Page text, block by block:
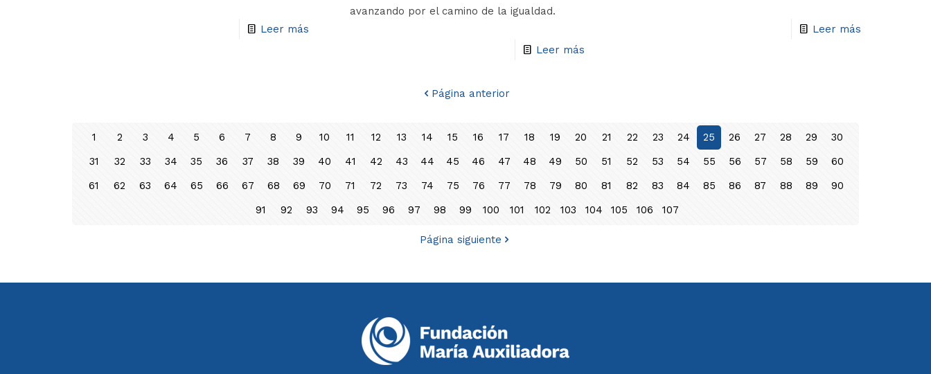
Leer más
avanzando por el camino de la igualdad.
Leer más
Leer más
Página anterior
1 2 3 4 5 6 7 8 9 10 11 12 13 14 15 16 17 18 19 20 21 22 23 24 25 26 27 28 29
30
31
32 33 34 35 36 37 38 39 40 41 42 43 44 45 46 47 48 49 50 51 52 53 54 55 56 57 58 59
60
61
62 63 64 65 66 67 68 69 70 71 72 73 74 75 76 77 78 79 80 81 82 83 84 85 86 87 88 89
90
91
92 93 94 95 96 97 98 99 100 101 102 103 104 105 106 107
Página siguiente